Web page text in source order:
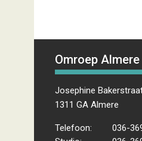
Omroep Almere
Josephine
1311 GA Almere
Telefoon:
036-